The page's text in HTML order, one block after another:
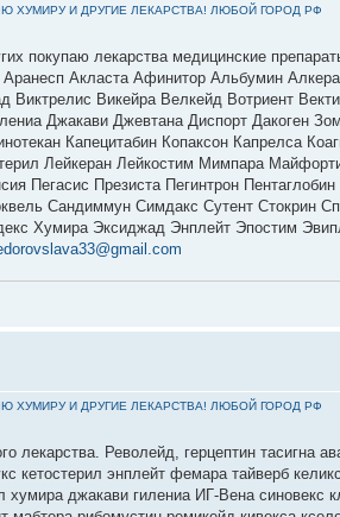
ХУМИРУ И ДРУГИЕ ЛЕКАРСТВА! ЛЮБОЙ ГОРОД РФ
покупаю лекарства медицинские
Аранесп Акласта Афинитор Альбумин
Викейра Велкейд Вотриент
Джакави Джевтана Диспорт Дакоген
Капецитабин Копаксон Капрелса
Лейкеран Лейкостим Мимпара
Пегасис Презиста Пегинтрон
Сандиммун Симдакс Сутент Стокрин
Хумира Эксиджад Энплейт Эпостим
ХУМИРУ И ДРУГИЕ ЛЕКАРСТВА! ЛЮБОЙ ГОРОД РФ
лекарства. Револейд, герцептин тасигна
кетостерил энплейт фемара тайверб
хумира джакави гилениа ИГ-Вена